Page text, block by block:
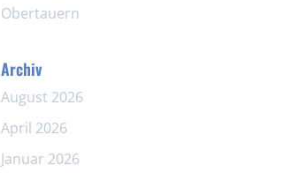
Obertauern
Archiv
August 2026
April 2026
Januar 2026